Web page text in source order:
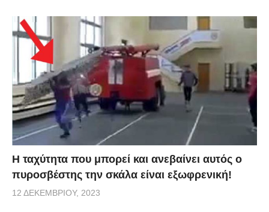
Η ταχύτητα που μπορεί και ανεβαίνει αυτός ο
πυροσβέστης την σκάλα είναι εξωφρενική!
12 ΔΕΚΕΜΒΡΊΟΥ, 2023